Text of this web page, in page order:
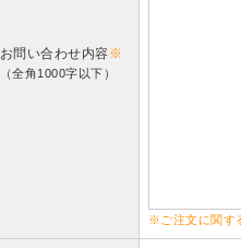
お問い合わせ内容※
（全角1000字以下）
※ご注文に関す